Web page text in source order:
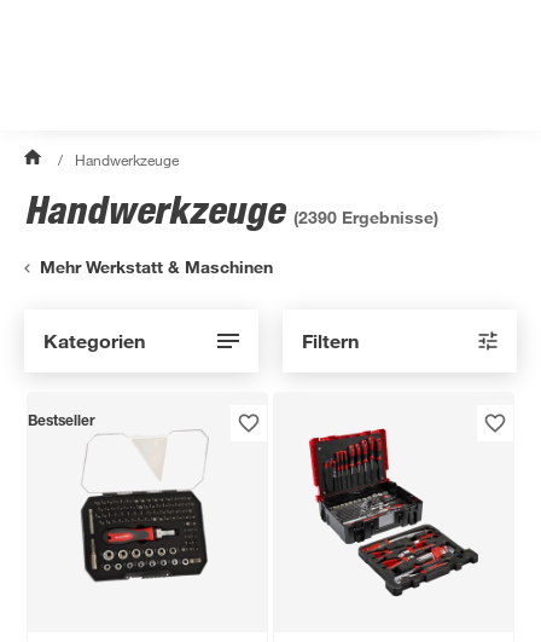
/ Handwerkzeuge
Handwerkzeuge (2390 Ergebnisse)
Mehr Werkstatt & Maschinen
Kategorien Filtern
Bestseller